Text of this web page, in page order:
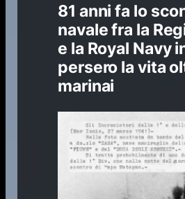
81 anni fa lo
navale fra la
e la Royal Navy
persero la vita
marinai